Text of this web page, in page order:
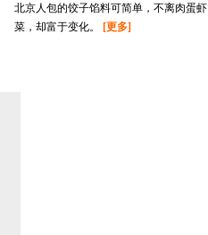
北京人包的饺子馅料可简单，不离肉蛋虾
菜，却富于变化。
[更多]